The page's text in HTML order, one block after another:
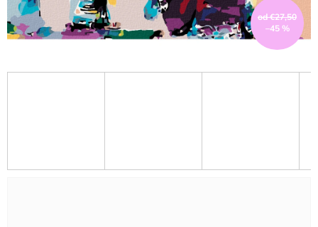
od €27,50
–45 %